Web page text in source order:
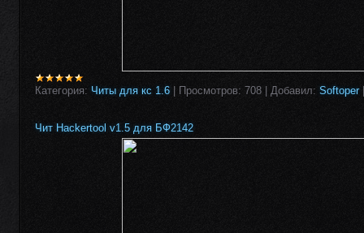
Категория: Читы для кс 1.6 Просмотров: 708 Добавил: Softoper
Чит Hackertool v1.5 для БФ2142